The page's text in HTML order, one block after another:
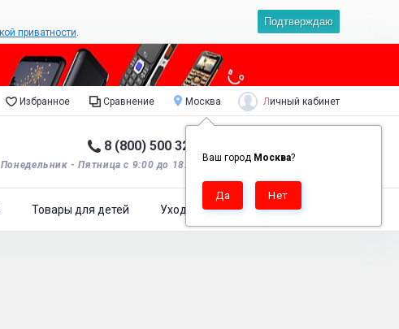
приватности.
Подтверждаю
Избранное Сравнение Москва
Ваш город Москва?
Личный кабинет
8 (800) 500 32 90
Понедельник - Пятница с 9:00 до 18:00*.
0 Корзина пуста
Товары для детей Уход за одеждой